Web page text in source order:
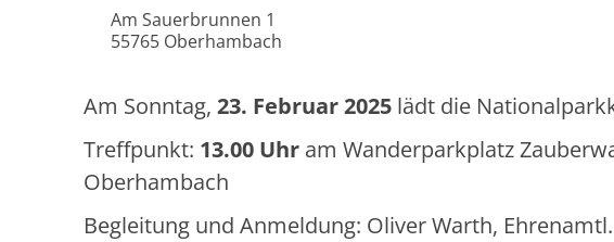
Am Sauerbrunnen 1
55765 Oberhambach
Am Sonntag, 23. Februar 2025 lädt die
Treffpunkt: 13.00 Uhr am Wanderparkplatz
Oberhambach
Begleitung und Anmeldung: Oliver Warth,